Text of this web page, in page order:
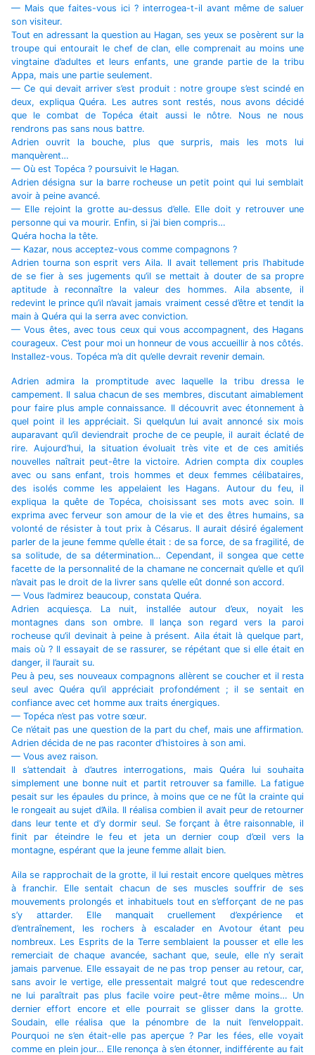
— Mais que faites-vous ici ? interrogea-t-il avant même de saluer
son visiteur.
Tout en adressant la question au Hagan, ses yeux se posèrent sur la
troupe qui entourait le chef de clan, elle comprenait au moins une
vingtaine d’adultes et leurs enfants, une grande partie de la tribu
Appa, mais une partie seulement.
— Ce qui devait arriver s’est produit : notre groupe s’est scindé en
deux, expliqua Quéra. Les autres sont restés, nous avons décidé
que le combat de Topéca était aussi le nôtre. Nous ne nous
rendrons pas sans nous battre.
Adrien ouvrit la bouche, plus que surpris, mais les mots lui
manquèrent…
— Où est Topéca ? poursuivit le Hagan.
Adrien désigna sur la barre rocheuse un petit point qui lui semblait
avoir à peine avancé.
— Elle rejoint la grotte au-dessus d’elle. Elle doit y retrouver une
personne qui va mourir. Enfin, si j’ai bien compris…
Quéra hocha la tête.
— Kazar, nous acceptez-vous comme compagnons ?
Adrien tourna son esprit vers Aila. Il avait tellement pris l’habitude
de se fier à ses jugements qu’il se mettait à douter de sa propre
aptitude à reconnaître la valeur des hommes. Aila absente, il
redevint le prince qu’il n’avait jamais vraiment cessé d’être et tendit la
main à Quéra qui la serra avec conviction.
— Vous êtes, avec tous ceux qui vous accompagnent, des Hagans
courageux. C’est pour moi un honneur de vous accueillir à nos côtés.
Installez-vous. Topéca m’a dit qu’elle devrait revenir demain.
Adrien admira la promptitude avec laquelle la tribu dressa le
campement. Il salua chacun de ses membres, discutant aimablement
pour faire plus ample connaissance. Il découvrit avec étonnement à
quel point il les appréciait. Si quelqu’un lui avait annoncé six mois
auparavant qu’il deviendrait proche de ce peuple, il aurait éclaté de
rire. Aujourd’hui, la situation évoluait très vite et de ces amitiés
nouvelles naîtrait peut-être la victoire. Adrien compta dix couples
avec ou sans enfant, trois hommes et deux femmes célibataires,
des isolés comme les appelaient les Hagans. Autour du feu, il
expliqua la quête de Topéca, choisissant ses mots avec soin. Il
exprima avec ferveur son amour de la vie et des êtres humains, sa
volonté de résister à tout prix à Césarus. Il aurait désiré également
parler de la jeune femme qu’elle était : de sa force, de sa fragilité, de
sa solitude, de sa détermination… Cependant, il songea que cette
facette de la personnalité de la chamane ne concernait qu’elle et qu’il
n’avait pas le droit de la livrer sans qu’elle eût donné son accord.
— Vous l’admirez beaucoup, constata Quéra.
Adrien acquiesça. La nuit, installée autour d’eux, noyait les
montagnes dans son ombre. Il lança son regard vers la paroi
rocheuse qu’il devinait à peine à présent. Aila était là quelque part,
mais où ? Il essayait de se rassurer, se répétant que si elle était en
danger, il l’aurait su.
Peu à peu, ses nouveaux compagnons allèrent se coucher et il resta
seul avec Quéra qu’il appréciait profondément ; il se sentait en
confiance avec cet homme aux traits énergiques.
— Topéca n’est pas votre sœur.
Ce n’était pas une question de la part du chef, mais une affirmation.
Adrien décida de ne pas raconter d’histoires à son ami.
— Vous avez raison.
Il s’attendait à d’autres interrogations, mais Quéra lui souhaita
simplement une bonne nuit et partit retrouver sa famille. La fatigue
pesait sur les épaules du prince, à moins que ce ne fût la crainte qui
le rongeait au sujet d’Aila. Il réalisa combien il avait peur de retourner
dans leur tente et d’y dormir seul. Se forçant à être raisonnable, il
finit par éteindre le feu et jeta un dernier coup d’œil vers la
montagne, espérant que la jeune femme allait bien.
Aila se rapprochait de la grotte, il lui restait encore quelques mètres
à franchir. Elle sentait chacun de ses muscles souffrir de ses
mouvements prolongés et inhabituels tout en s’efforçant de ne pas
s’y attarder. Elle manquait cruellement d’expérience et
d’entraînement, les rochers à escalader en Avotour étant peu
nombreux. Les Esprits de la Terre semblaient la pousser et elle les
remerciait de chaque avancée, sachant que, seule, elle n’y serait
jamais parvenue. Elle essayait de ne pas trop penser au retour, car,
sans avoir le vertige, elle pressentait malgré tout que redescendre
ne lui paraîtrait pas plus facile voire peut-être même moins… Un
dernier effort encore et elle pourrait se glisser dans la grotte.
Soudain, elle réalisa que la pénombre de la nuit l’enveloppait.
Pourquoi ne s’en était-elle pas aperçue ? Par les fées, elle voyait
comme en plein jour… Elle renonça à s’en étonner, indifférente au fait